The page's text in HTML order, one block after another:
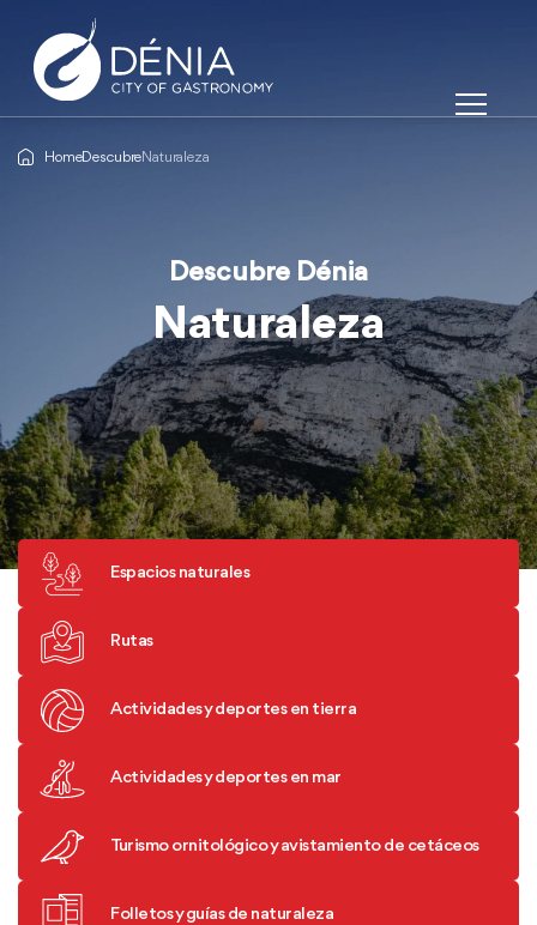
HomeDescubreNaturaleza
Descubre Dénia
Naturaleza
Descubre Dénia
Naturaleza
Descubre Dénia
Naturaleza
Espacios naturales
Rutas
Actividades y deportes en tierra
Actividades y deportes en mar
Turismo ornitológico y avistamiento de cetáceos
Folletos y guías de naturaleza